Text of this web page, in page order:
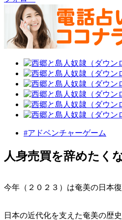
#アドベンチャーゲーム
人身売買を辞めたく
今年（２０２３）は奄美の日本
日本の近代化を支えた奄美の歴